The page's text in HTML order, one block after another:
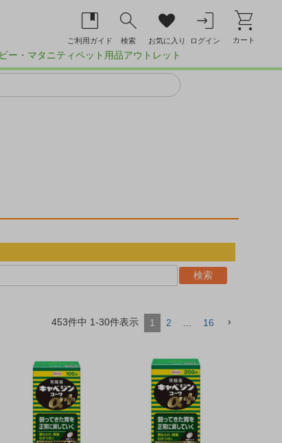
ご利用ガイド 検索 お気に入り ログイン カート
ー・マタニティペット用品アウトレット
検索
453件中 1-30件表示 1 2 16